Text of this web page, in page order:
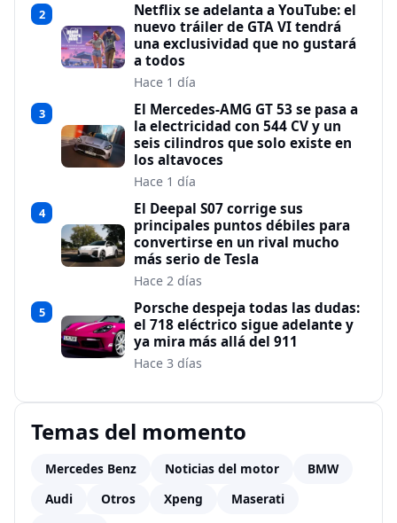
2
Netflix se adelanta a YouTube: el
nuevo tráiler de GTA VI tendrá
una exclusividad que no gustará
a todos
Hace 1 día
3
El Mercedes-AMG GT 53 se pasa a
la electricidad con 544 CV y un
seis cilindros que solo existe en
los altavoces
Hace 1 día
4
El Deepal S07 corrige sus
principales puntos débiles para
convertirse en un rival mucho
más serio de Tesla
Hace 2 días
5
Porsche despeja todas las dudas:
el 718 eléctrico sigue adelante y
ya mira más allá del 911
Hace 3 días
Temas del momento
Mercedes Benz Noticias del motor
BMW
Audi
Otros Xpeng
Maserati